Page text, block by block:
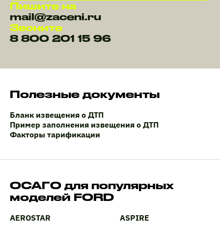
Пишите на
mail@zaceni.ru
Звоните
8 800 201 15 96
Полезные документы
Бланк извещения о ДТП
Пример заполнения извещения о ДТП
Факторы тарификации
ОСАГО для популярных
моделей FORD
AEROSTAR
ASPIRE